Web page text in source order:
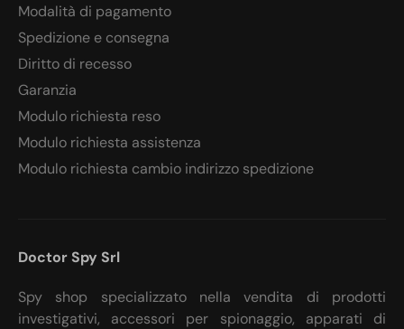
Modalità di pagamento
Spedizione e consegna
Diritto di recesso
Garanzia
Modulo richiesta reso
Modulo richiesta assistenza
Modulo richiesta cambio indirizzo spedizione
Doctor Spy Srl
Spy shop specializzato nella vendita di prodotti
investigativi, accessori per spionaggio, apparati di